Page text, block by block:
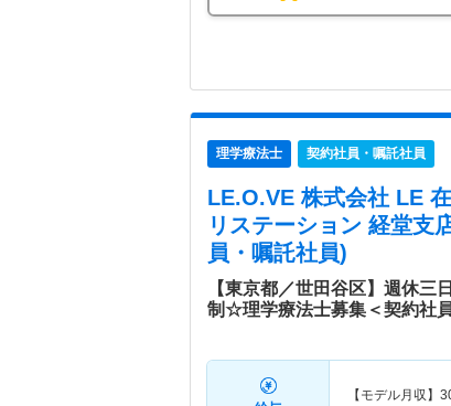
理学療法士 契約社員・嘱託社員
LE.O.VE 株式会社 LE
リステーション 経堂支
員・嘱託社員)
【東京都／世田谷区】週休
制☆理学療法士募集＜契約社
【モデル月収】